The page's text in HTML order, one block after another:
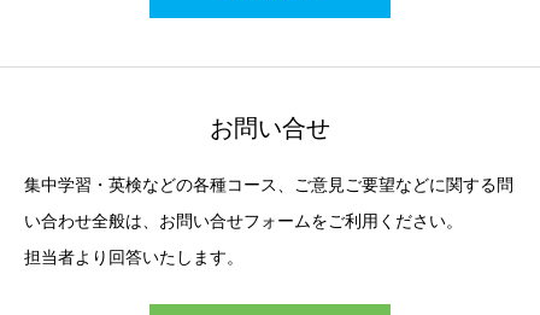
お問い合せ
集中学習・英検などの各種コース、ご意見ご要望などに関する問
い合わせ全般は、お問い合せフォームをご利用ください。
担当者より回答いたします。